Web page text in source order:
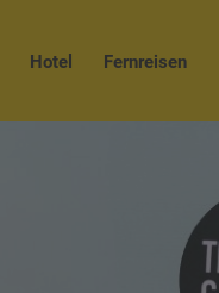
Hotel Fernreisen